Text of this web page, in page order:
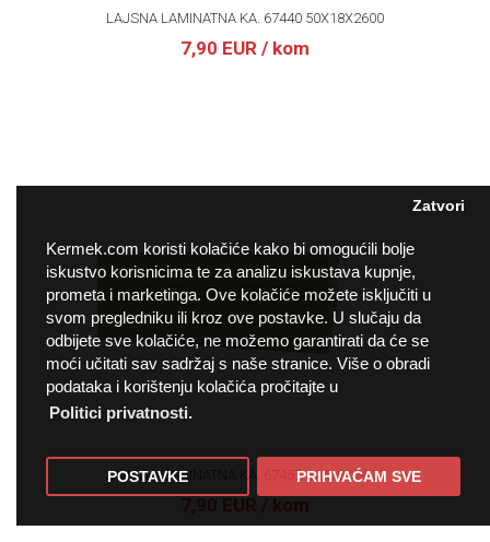
Kermek.com koristi kolačiće kako bi omogućili bolje
iskustvo korisnicima te za analizu iskustava kupnje,
prometa i marketinga. Ove kolačiće možete isključiti u
svom pregledniku ili kroz ove postavke. U slučaju da
odbijete sve kolačiće, ne možemo garantirati da će se
moći učitati sav sadržaj s naše stranice. Više o obradi
podataka i korištenju kolačića pročitajte u
Politici privatnosti.
Zatvori
POSTAVKE PRIHVAĆAM SVE
LAJSNA LAMINATNA KA. 67440 50X18X2600
7,90 EUR / kom
LAJSNA LAMINATNA KA. 67457 50X18X2600